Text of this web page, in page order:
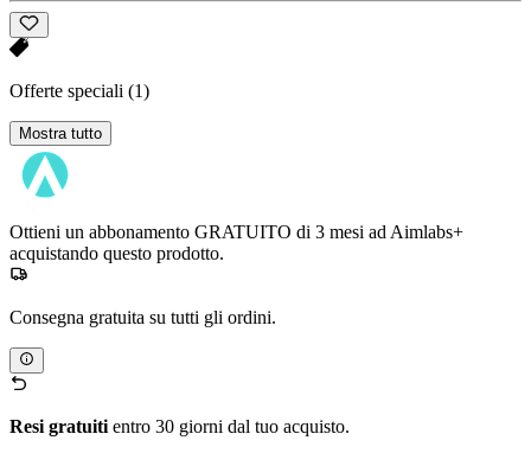
Offerte speciali (1)
Mostra tutto
Ottieni un abbonamento GRATUITO di 3 mesi ad Aimlabs+
acquistando questo prodotto.
Consegna gratuita su tutti gli ordini.
Resi gratuitientro 30 giorni dal tuo acquisto.